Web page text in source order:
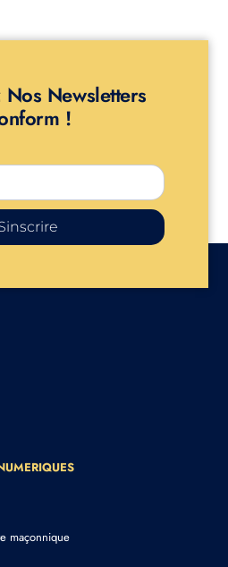
Newsletters
!
maçonnique